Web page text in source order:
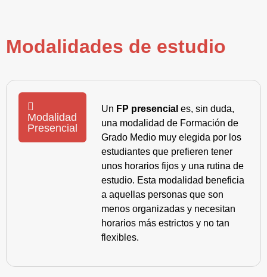
Modalidades de estudio
Modalidad
Presencial
Un FP presencial es, sin duda,
una modalidad de Formación de
Grado Medio muy elegida por los
estudiantes que prefieren tener
unos horarios fijos y una rutina de
estudio. Esta modalidad beneficia
a aquellas personas que son
menos organizadas y necesitan
horarios más estrictos y no tan
flexibles.